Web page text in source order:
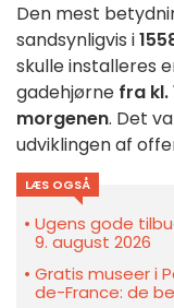
Den mest
sandsynligvis i
skulle installeres
gadehjørne fra kl.
morgenen. Det
udviklingen af
LÆS OGSÅ
Ugens gode
9. august 2026
Gratis museer i
de-France: de